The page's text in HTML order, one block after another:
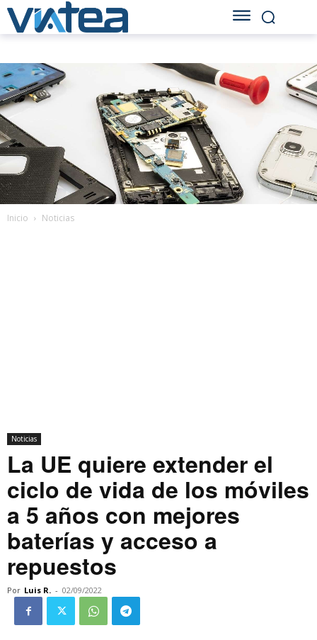
Inicio Noticias
Noticias
La UE quiere extender el
ciclo de vida de los móviles
a 5 años con mejores
baterías y acceso a
repuestos
Por Luis R. - 02/09/2022